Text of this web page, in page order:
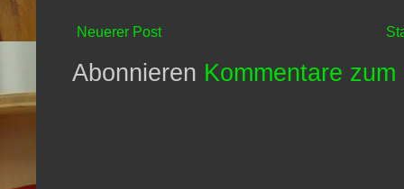
Neuerer Post
Abonnieren Kommentare